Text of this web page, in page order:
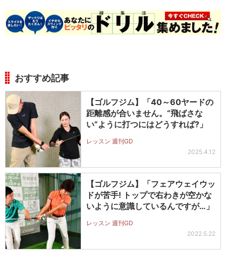
おすすめ記事
【ゴルフジム】「40～60ヤードの
距離感が合いません。“飛ばさな
い”ように打つにはどうすれば?」
レッスン 週刊GD
2025.4.12
【ゴルフジム】「フェアウェイウッ
ドが苦手! トップで右わきが空かな
いように意識しているんですが…」
レッスン 週刊GD
2022.5.22